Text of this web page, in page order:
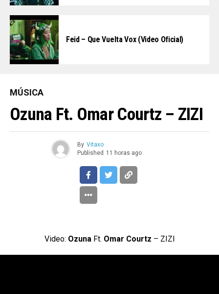
Feid – Que Vuelta Vox (Video Oficial)
MÚSICA
Ozuna Ft. Omar Courtz – ZIZI
By Vitaxo
Published 11 horas ago
Video: Ozuna Ft. Omar Courtz – ZIZI